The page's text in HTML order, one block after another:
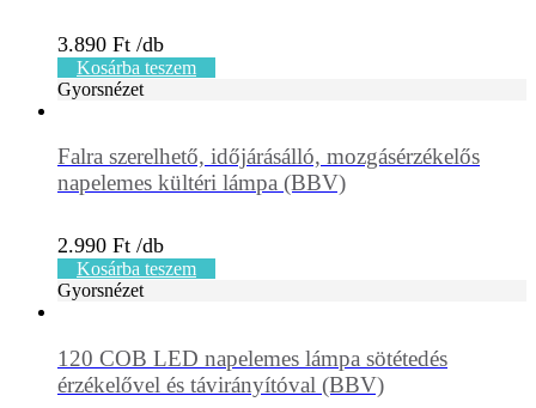
3.890 Ft
Kosárba teszem
Gyorsnézet
Falra szerelhető, időjárásálló, mozgásérzékelős
napelemes kültéri lámpa (BBV)
2.990 Ft
Kosárba teszem
Gyorsnézet
120 COB LED napelemes lámpa sötétedés
érzékelővel és távirányítóval (BBV)